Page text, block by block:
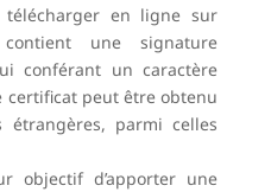
en ligne sur
une signature
conférant un caractère
certificat peut être obtenu
étrangères, parmi celles
objectif d’apporter une